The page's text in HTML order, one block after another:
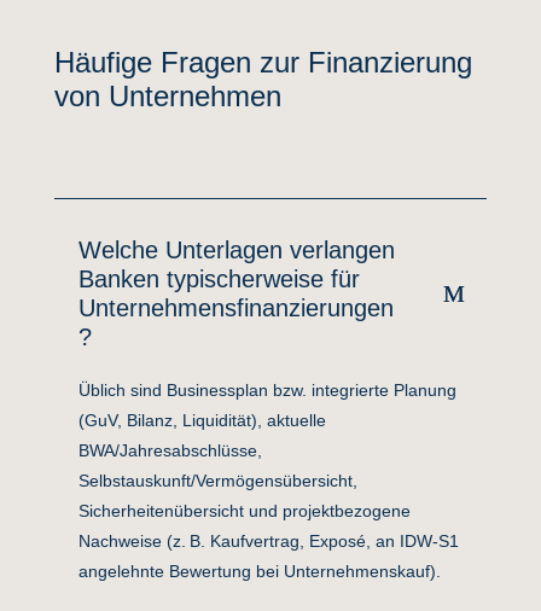
Häufige Fragen zur Finanzierung
von Unternehmen
Welche Unterlagen verlangen
Banken typischerweise für
Unternehmensfinanzierungen
?
Üblich sind Businessplan bzw. integrierte Planung
(GuV, Bilanz, Liquidität), aktuelle
BWA/Jahresabschlüsse,
Selbstauskunft/Vermögensübersicht,
Sicherheitenübersicht und projektbezogene
Nachweise (z. B. Kaufvertrag, Exposé, an IDW‑S1
angelehnte Bewertung bei Unternehmenskauf).